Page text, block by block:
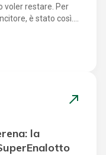
voler restare. Per
è stato così.
a riaffiorare nella
di riposo, ha
e in nuove
La vita di Alex, tra
Italia da molti anni,
intenso e
north_east
la